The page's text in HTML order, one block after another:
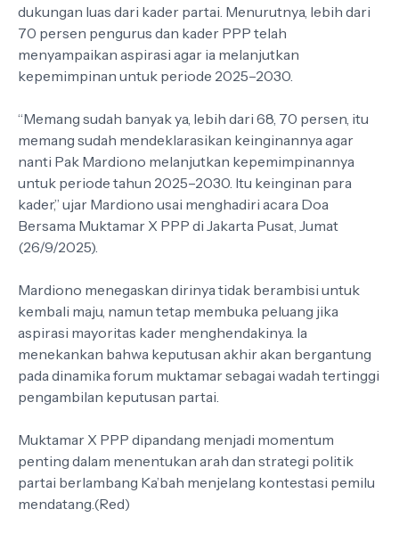
dukungan luas dari kader partai. Menurutnya, lebih dari
70 persen pengurus dan kader PPP telah
menyampaikan aspirasi agar ia melanjutkan
kepemimpinan untuk periode 2025–2030.
“Memang sudah banyak ya, lebih dari 68, 70 persen, itu
memang sudah mendeklarasikan keinginannya agar
nanti Pak Mardiono melanjutkan kepemimpinannya
untuk periode tahun 2025–2030. Itu keinginan para
kader,” ujar Mardiono usai menghadiri acara Doa
Bersama Muktamar X PPP di Jakarta Pusat, Jumat
(26/9/2025).
Mardiono menegaskan dirinya tidak berambisi untuk
kembali maju, namun tetap membuka peluang jika
aspirasi mayoritas kader menghendakinya. Ia
menekankan bahwa keputusan akhir akan bergantung
pada dinamika forum muktamar sebagai wadah tertinggi
pengambilan keputusan partai.
Muktamar X PPP dipandang menjadi momentum
penting dalam menentukan arah dan strategi politik
partai berlambang Ka’bah menjelang kontestasi pemilu
mendatang.(Red)